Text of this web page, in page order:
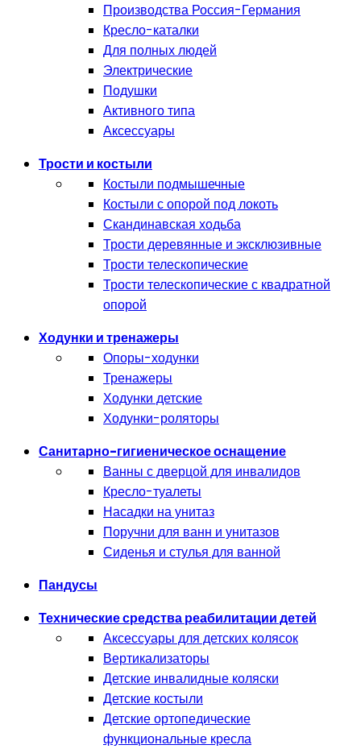
Производства Россия-Германия
Кресло-каталки
Для полных людей
Электрические
Подушки
Активного типа
Аксессуары
Трости и костыли
Костыли подмышечные
Костыли с опорой под локоть
Скандинавская ходьба
Трости деревянные и эксклюзивные
Трости телескопические
Трости телескопические с квадратной
опорой
Ходунки и тренажеры
Опоры-ходунки
Тренажеры
Ходунки детские
Ходунки-роляторы
Санитарно-гигиеническое оснащение
Ванны с дверцой для инвалидов
Кресло-туалеты
Насадки на унитаз
Поручни для ванн и унитазов
Сиденья и стулья для ванной
Пандусы
Технические средства реабилитации детей
Аксессуары для детских колясок
Вертикализаторы
Детские инвалидные коляски
Детские костыли
Детские ортопедические
функциональные кресла